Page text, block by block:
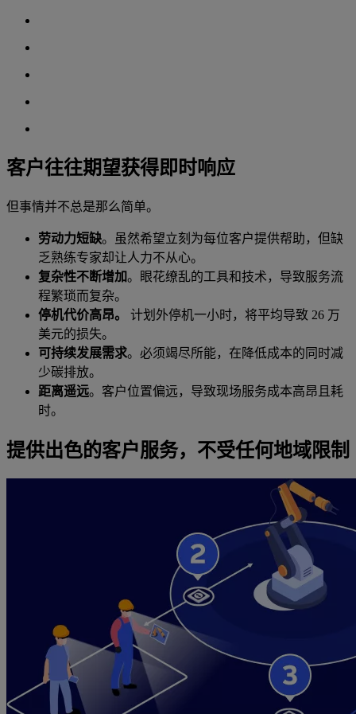
客户往往期望获得即时响应
但事情并不总是那么简单。
劳动力短缺。虽然希望立刻为每位客户提供帮助，但缺
乏熟练专家却让人力不从心。
复杂性不断增加。眼花缭乱的工具和技术，导致服务流
程繁琐而复杂。
停机代价高昂。
计划外停机一小时，将平均导致 26 万
美元的损失。
可持续发展需求。必须竭尽所能，在降低成本的同时减
少碳排放。
距离遥远。客户位置偏远，导致现场服务成本高昂且耗
时。
提供出色的客户服务，不受任何地域限制